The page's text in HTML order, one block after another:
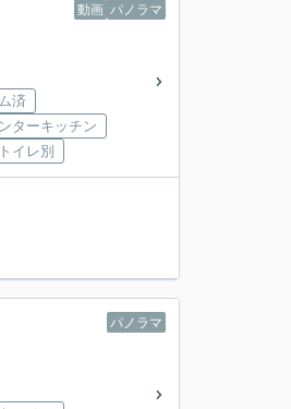
動画 パノラマ
済
ターキッチン
イレ別
パノラマ